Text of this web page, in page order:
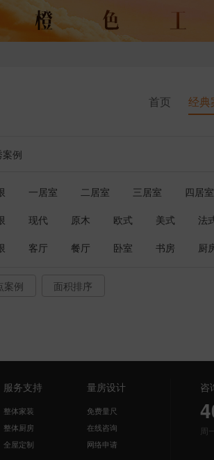
首页 经典
例
一居室 二居室 三居室
四居室
现代 原木 欧式 美式
法
客厅 餐厅 卧室 书房 厨
案例 面积排序
服务支持
整体家装
整体厨房
全屋定制
量房设计
免费量尺
在线咨询
网络申请
咨
周